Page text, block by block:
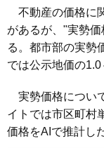
不動産の価格に
があるが、"実勢
る。都市部の実勢
では公示地価の1.0
実勢価格につい
イトでは市区町村
価格をAIで推計し